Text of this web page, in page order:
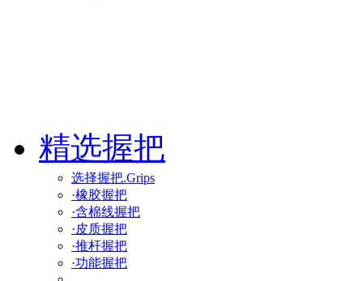
精选握把
选择握把.Grips
·橡胶握把
·含棉线握把
·皮质握把
·推杆握把
·功能握把